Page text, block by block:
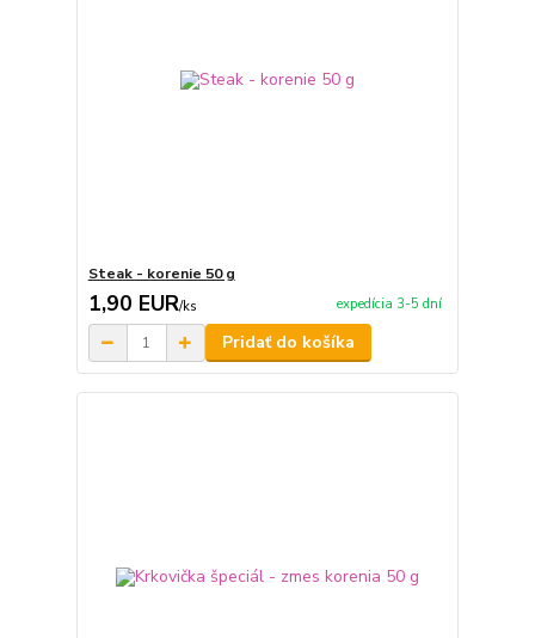
Steak - korenie 50 g
1,90 EUR/ks expedícia 3-5 dní
Pridať do košíka